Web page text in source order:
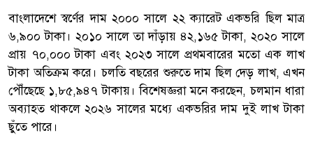
বাংলাদেশে স্বর্ণের দাম ২০০০ সালে ২২ ক্যারেট একভরি ছিল মাত্র
৬,৯০০ টাকা। ২০১০ সালে তা দাঁড়ায় ৪২,১৬৫ টাকা, ২০২০ সালে
প্রায় ৭০,০০০ টাকা এবং ২০২৩ সালে প্রথমবারের মতো এক লাখ
টাকা অতিক্রম করে। চলতি বছরের শুরুতে দাম ছিল দেড় লাখ, এখন
পৌঁছেছে ১,৮৫,৯৪৭ টাকায়। বিশেষজ্ঞরা মনে করছেন, চলমান ধারা
অব্যাহত থাকলে ২০২৬ সালের মধ্যে একভরির দাম দুই লাখ টাকা
ছুঁতে পারে।